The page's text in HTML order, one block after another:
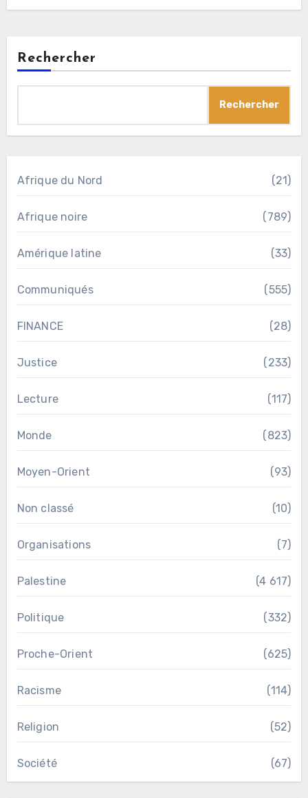
Rechercher
Rechercher
Afrique du Nord (21)
Afrique noire (789)
Amérique latine (33)
Communiqués (555)
FINANCE (28)
Justice (233)
Lecture (117)
Monde (823)
Moyen-Orient (93)
Non classé (10)
Organisations (7)
Palestine (4 617)
Politique (332)
Proche-Orient (625)
Racisme (114)
Religion (52)
Société (67)